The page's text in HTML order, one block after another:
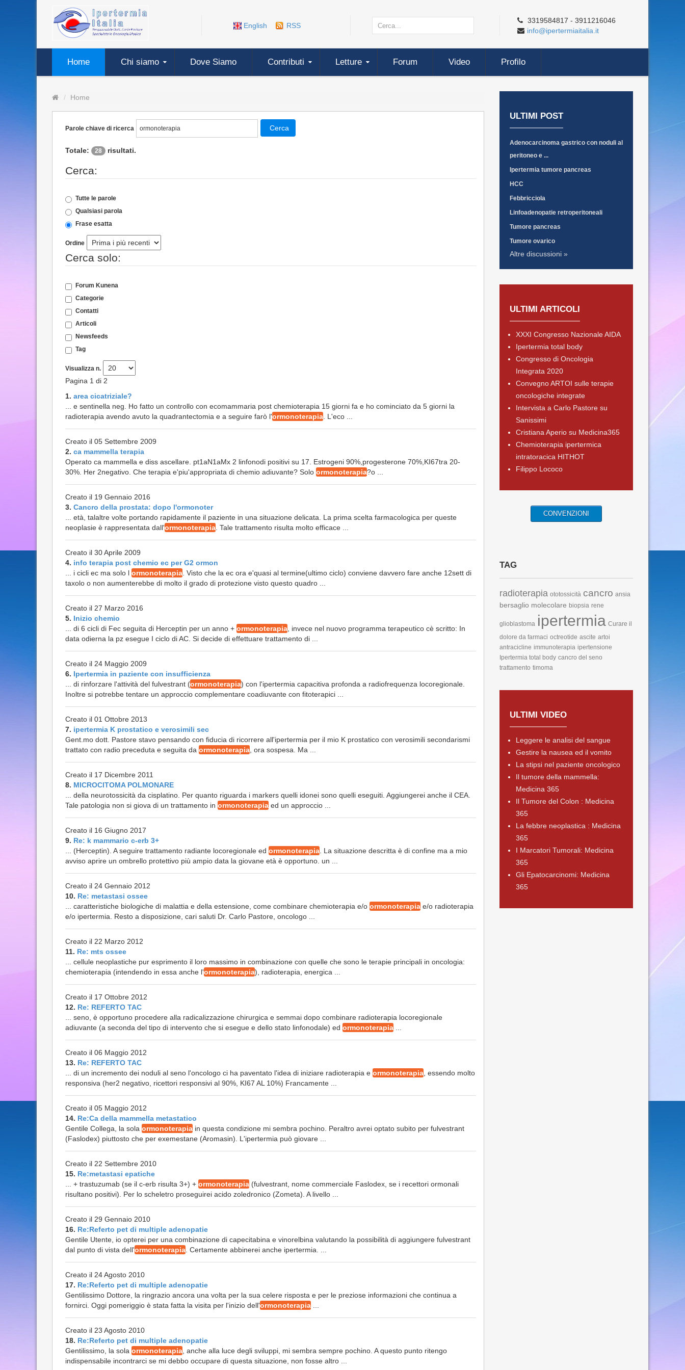
English RSS
3319584817 - 3911216046
info@ipertermiaitalia.it
Home Chi siamo Dove Siamo Contributi Letture Forum Video Profilo
Home
Parole chiave di ricerca Cerca
Totale: 28 risultati.
Cerca:
Tutte le parole
Qualsiasi parola
Frase esatta
Ordine
Cerca solo:
Forum Kunena
Categorie
Contatti
Articoli
Newsfeeds
Tag
Visualizza n.
Pagina 1 di 2
1. area cicatriziale?
... e sentinella neg. Ho fatto un controllo con ecomammaria post chemioterapia 15 giorni fa e ho cominciato da 5 giorni la
radioterapia avendo avuto la quadrantectomia e a seguire farò l'ormonoterapia . L'eco ...
Creato il 05 Settembre 2009
2. ca mammella terapia
Operato ca mammella e diss ascellare. pt1aN1aMx 2 linfonodi positivi su 17. Estrogeni 90%,progesterone 70%,KI67tra 20-
30%. Her 2negativo. Che terapia e'piu'appropriata di chemio adiuvante? Solo ormonoterapia?o ...
Creato il 19 Gennaio 2016
3. Cancro della prostata: dopo l'ormonoter
... età, talaltre volte portando rapidamente il paziente in una situazione delicata. La prima scelta farmacologica per queste
neoplasie è rappresentata dall'ormonoterapia . Tale trattamento risulta molto efficace ...
Creato il 30 Aprile 2009
4. info terapia post chemio ec per G2 ormon
... i cicli ec ma solo l ormonoterapia . Visto che la ec ora e'quasi al termine(ultimo ciclo) conviene davvero fare anche 12sett di
taxolo o non aumenterebbe di molto il grado di protezione visto questo quadro ...
Creato il 27 Marzo 2016
5. Inizio chemio
... di 6 cicli di Fec seguita di Herceptin per un anno + ormonoterapia , invece nel nuovo programma terapeutico cè scritto: In
data odierna la pz esegue I ciclo di AC. Si decide di effettuare trattamento di ...
Creato il 24 Maggio 2009
6. Ipertermia in paziente con insufficienza
... di rinforzare l'attività del fulvestrant (ormonoterapia) con l'ipertermia capacitiva profonda a radiofrequenza locoregionale.
Inoltre si potrebbe tentare un approccio complementare coadiuvante con fitoterapici ...
Creato il 01 Ottobre 2013
7. ipertermia K prostatico e verosimili sec
Gent.mo dott. Pastore stavo pensando con fiducia di ricorrere all'ipertermia per il mio K prostatico con verosimili secondarismi
trattato con radio preceduta e seguita da ormonoterapia , ora sospesa. Ma ...
Creato il 17 Dicembre 2011
8. MICROCITOMA POLMONARE
... della neurotossicità da cisplatino. Per quanto riguarda i markers quelli idonei sono quelli eseguiti. Aggiungerei anche il CEA.
Tale patologia non si giova di un trattamento in ormonoterapia ed un approccio ...
Creato il 16 Giugno 2017
9. Re: k mammario c-erb 3+
... (Herceptin). A seguire trattamento radiante locoregionale ed ormonoterapia . La situazione descritta è di confine ma a mio
avviso aprire un ombrello protettivo più ampio data la giovane età è opportuno. un ...
Creato il 24 Gennaio 2012
10. Re: metastasi ossee
... caratteristiche biologiche di malattia e della estensione, come combinare chemioterapia e/o ormonoterapia e/o radioterapia
e/o ipertermia. Resto a disposizione, cari saluti Dr. Carlo Pastore, oncologo ...
Creato il 22 Marzo 2012
11. Re: mts ossee
... cellule neoplastiche pur esprimento il loro massimo in combinazione con quelle che sono le terapie principali in oncologia:
chemioterapia (intendendo in essa anche l'ormonoterapia), radioterapia, energica ...
Creato il 17 Ottobre 2012
12. Re: REFERTO TAC
... seno, è opportuno procedere alla radicalizzazione chirurgica e semmai dopo combinare radioterapia locoregionale
adiuvante (a seconda del tipo di intervento che si esegue e dello stato linfonodale) ed ormonoterapia
Creato il 06 Maggio 2012
13. Re: REFERTO TAC
... di un incremento dei noduli al seno l'oncologo ci ha paventato l'idea di iniziare radioterapia e ormonoterapia , essendo molto
responsiva (her2 negativo, ricettori responsivi al 90%, KI67 AL 10%) Francamente ...
Creato il 05 Maggio 2012
14. Re:Ca della mammella metastatico
Gentile Collega, la sola ormonoterapia in questa condizione mi sembra pochino. Peraltro avrei optato subito per fulvestrant
(Faslodex) piuttosto che per exemestane (Aromasin). L'ipertermia può giovare ...
Creato il 22 Settembre 2010
15. Re:metastasi epatiche
... + trastuzumab (se il c-erb risulta 3+) + ormonoterapia (fulvestrant, nome commerciale Faslodex, se i recettori ormonali
risultano positivi). Per lo scheletro proseguirei acido zoledronico (Zometa). A livello ...
Creato il 29 Gennaio 2010
16. Re:Referto pet di multiple adenopatie
Gentile Utente, io opterei per una combinazione di capecitabina e vinorelbina valutando la possibilità di aggiungere fulvestrant
dal punto di vista dell'ormonoterapia . Certamente abbinerei anche ipertermia. ...
Creato il 24 Agosto 2010
17. Re:Referto pet di multiple adenopatie
Gentilissimo Dottore, la ringrazio ancora una volta per la sua celere risposta e per le preziose informazioni che continua a
fornirci. Oggi pomeriggio è stata fatta la visita per l'inizio dell'ormonoterapia
Creato il 23 Agosto 2010
18. Re:Referto pet di multiple adenopatie
Gentilissimo, la sola ormonoterapia , anche alla luce degli sviluppi, mi sembra sempre pochino. A questo punto ritengo
indispensabile incontrarci se mi debbo occupare di questa situazione, non fosse altro ...
ULTIMI POST
Adenocarcinoma gastrico con noduli al
peritoneo e ...
Ipertermia tumore pancreas
HCC
Febbricciola
Linfoadenopatie retroperitoneali
Tumore pancreas
Tumore ovarico
Altre discussioni »
ULTIMI ARTICOLI
XXXI Congresso Nazionale AIDA
Ipertermia total body
Congresso di Oncologia
Integrata 2020
Convegno ARTOI sulle terapie
oncologiche integrate
Intervista a Carlo Pastore su
Sanissimi
Cristiana Aperio su Medicina365
Chemioterapia ipertermica
intratoracica HITHOT
Filippo Lococo
CONVENZIONI
TAG
radioterapia ototossicità cancro ansia
bersaglio molecolare biopsia rene
glioblastoma ipertermia Curare il
dolore da farmaci octreotide ascite artoi
antracicline immunoterapia ipertensione
Ipertermia total body cancro del seno
trattamento timoma
ULTIMI VIDEO
Leggere le analisi del sangue
Gestire la nausea ed il vomito
La stipsi nel paziente oncologico
Il tumore della mammella:
Medicina 365
Il Tumore del Colon : Medicina
365
La febbre neoplastica : Medicina
365
I Marcatori Tumorali: Medicina
365
Gli Epatocarcinomi: Medicina
365